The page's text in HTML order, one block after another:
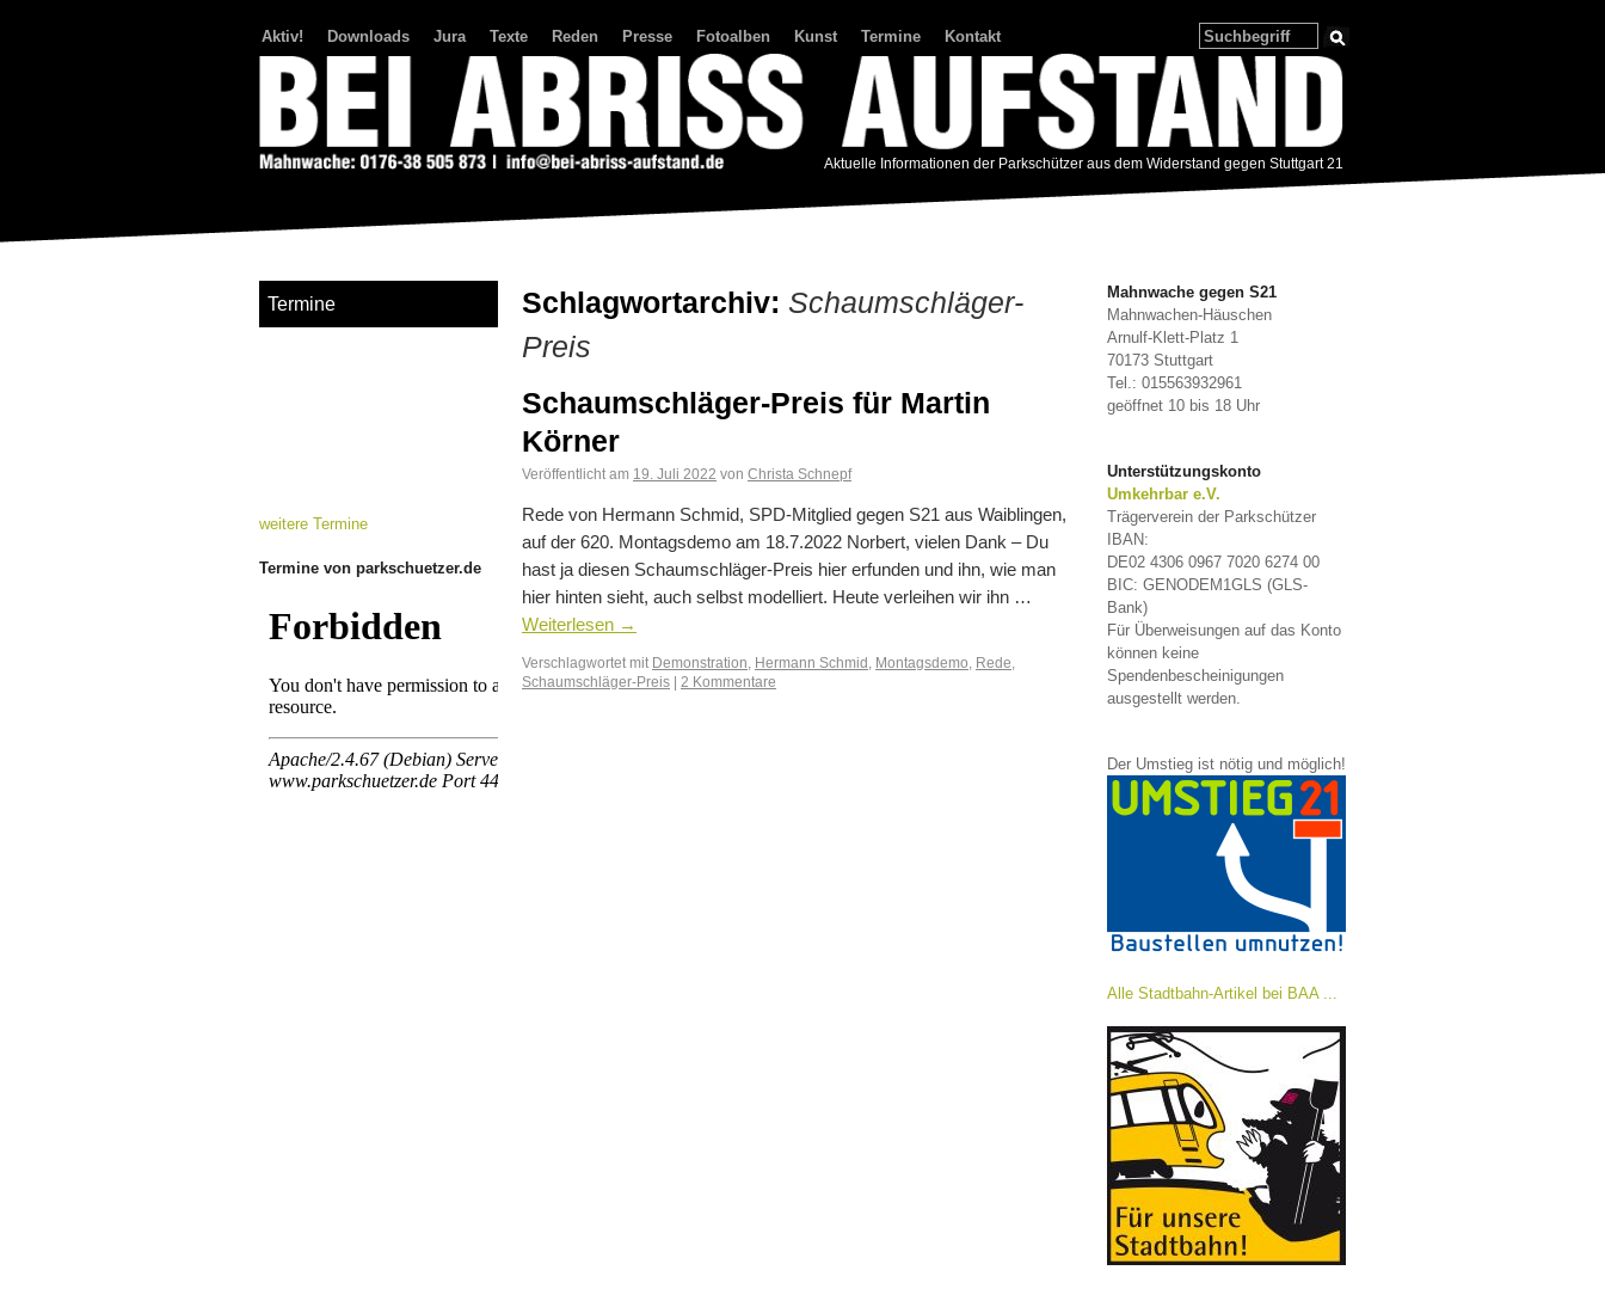
Aktiv! Downloads Jura Texte Reden Presse Fotoalben Kunst Termine Kontakt
Aktuelle Informationen der Parkschützer aus dem Widerstand gegen Stuttgart 21
Schlagwortarchiv: Schaumschläger-
Preis
Schaumschläger-Preis für Martin
Körner
Veröffentlicht am 19. Juli 2022 von Christa Schnepf
Rede von Hermann Schmid, SPD-Mitglied gegen S21 aus Waiblingen,
auf der 620. Montagsdemo am 18.7.2022 Norbert, vielen Dank – Du
hast ja diesen Schaumschläger-Preis hier erfunden und ihn, wie man
hier hinten sieht, auch selbst modelliert. Heute verleihen wir ihn …
Weiterlesen →
Verschlagwortet mit Demonstration Hermann Schmid Montagsdemo Rede
Schaumschläger-Preis | 2 Kommentare
Termine
weitere Termine
Termine von parkschuetzer.de
Mahnwache gegen S21
Mahnwachen-Häuschen
Arnulf-Klett-Platz 1
70173 Stuttgart
Tel.: 015563932961
geöffnet 10 bis 18 Uhr
Unterstützungskonto
Umkehrbar e.V.
Trägerverein der Parkschützer
IBAN:
DE02 4306 0967 7020 6274 00
BIC: GENODEM1GLS (GLS-
Bank)
Für Überweisungen auf das Konto
können keine
Spendenbescheinigungen
ausgestellt werden.
Der Umstieg ist nötig und möglich!
Alle Stadtbahn-Artikel bei BAA ...